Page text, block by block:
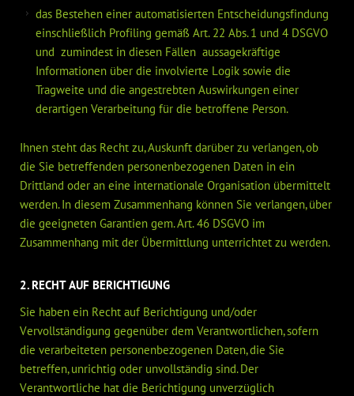
das Bestehen einer automatisierten Entscheidungsfindung
einschließlich Profiling gemäß Art. 22 Abs. 1 und 4 DSGVO
und  zumindest in diesen Fällen  aussagekräftige
Informationen über die involvierte Logik sowie die
Tragweite und die angestrebten Auswirkungen einer
derartigen Verarbeitung für die betroffene Person.
Ihnen steht das Recht zu, Auskunft darüber zu verlangen, ob
die Sie betreffenden personenbezogenen Daten in ein
Drittland oder an eine internationale Organisation übermittelt
werden. In diesem Zusammenhang können Sie verlangen, über
die geeigneten Garantien gem. Art. 46 DSGVO im
Zusammenhang mit der Übermittlung unterrichtet zu werden.
2. RECHT AUF BERICHTIGUNG
Sie haben ein Recht auf Berichtigung und/oder
Vervollständigung gegenüber dem Verantwortlichen, sofern
die verarbeiteten personenbezogenen Daten, die Sie
betreffen, unrichtig oder unvollständig sind. Der
Verantwortliche hat die Berichtigung unverzüglich